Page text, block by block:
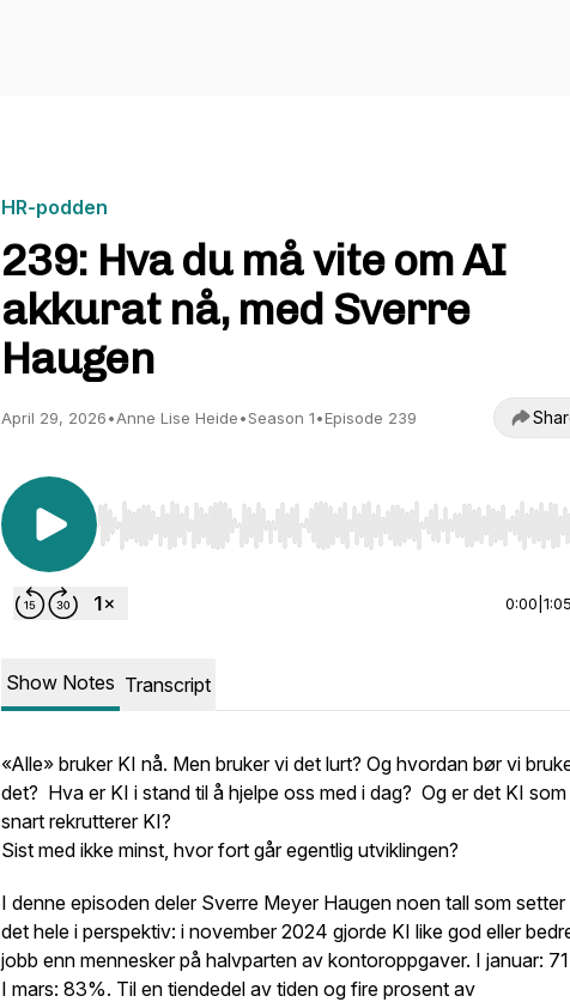
HR-podden
239: Hva du må vite om AI
akkurat nå, med Sverre
Haugen
April 29, 2026•Anne Lise Heide•Season 1•Episode 239
Use Left/Right to seek, Home/End to jump to start or
0:00
Show Notes Transcript
«Alle» bruker KI nå. Men bruker vi det lurt? Og hvordan bør vi
det? Hva er KI i stand til å hjelpe oss med i dag? Og er det KI som
snart rekrutterer KI?
Sist med ikke minst, hvor fort går egentlig utviklingen?
I denne episoden deler Sverre Meyer Haugen noen tall som setter
det hele i perspektiv: i november 2024 gjorde KI like god eller
jobb enn mennesker på halvparten av kontoroppgaver. I januar:
I mars: 83%. Til en tiendedel av tiden og fire prosent av